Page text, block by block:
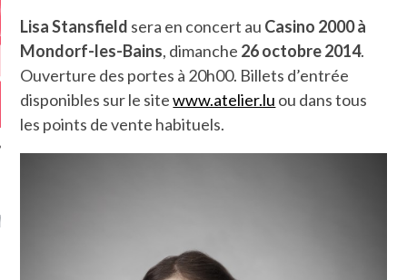
ANNIVERSAIRE
Lisa Stansfield sera en concert au Casino 2000 à
Mondorf-les-Bains, dimanche 26 octobre 2014.
Ouverture des portes à 20h00. Billets d’entrée
disponibles sur le sitewww.atelier.lu ou dans tous
les points de vente habituels.